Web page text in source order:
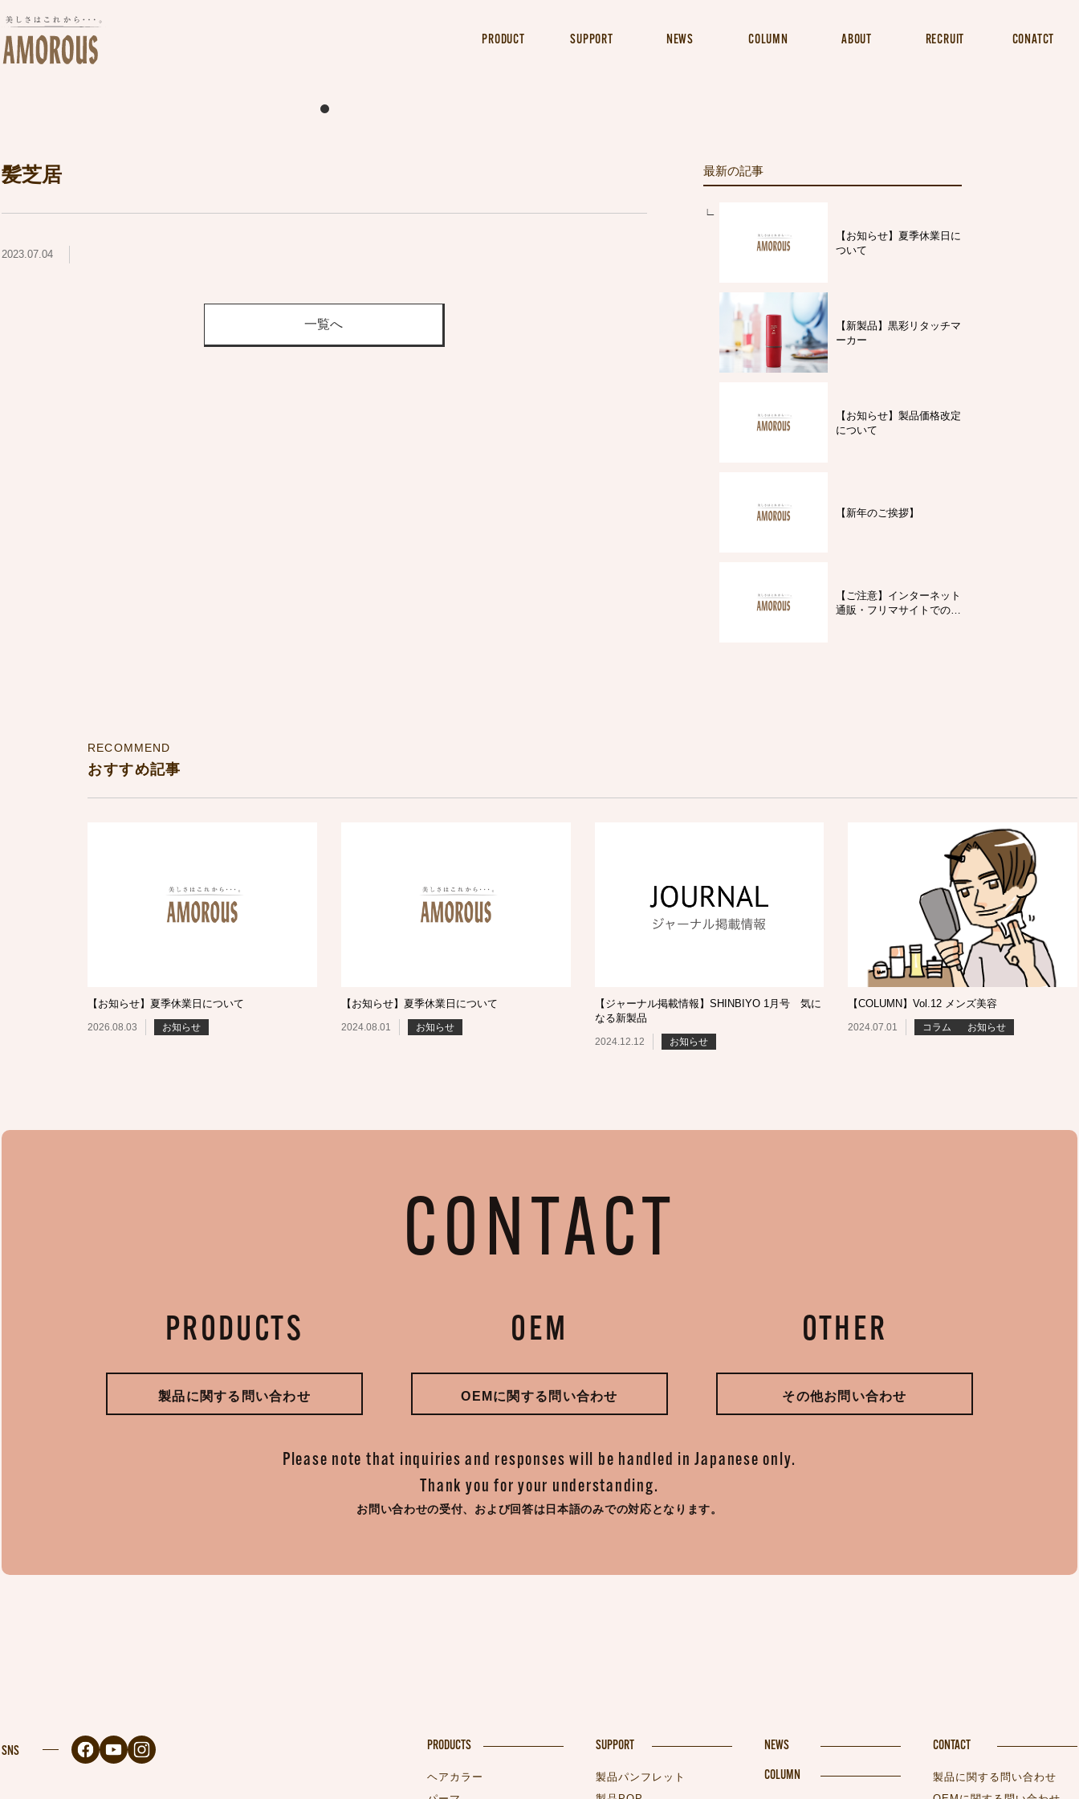
PRODUCT SUPPORT NEWS COLUMN ABOUT RECRUIT CONATCT
髪芝居
2023.07.04
一覧へ
最新の記事
【お知らせ】夏季休業日に
ついて
【新製品】黒彩リタッチマ
ーカー
【お知らせ】製品価格改定
について
【新年のご挨拶】
【ご注意】インターネット
通販・フリマサイトでの製
RECOMMEND
おすすめ記事
【お知らせ】夏季休業日について
2026.08.03 お知らせ
【お知らせ】夏季休業日について
2024.08.01 お知らせ
【ジャーナル掲載情報】SHINBIYO 1月号 気に
なる新製品
2024.12.12 お知らせ
【COLUMN】Vol.12 メンズ美容
2024.07.01 コラム お知らせ
CONTACT
PRODUCTS
製品に関する問い合わせ
OEM
OEMに関する問い合わせ
OTHER
その他お問い合わせ
Please note that inquiries and responses will be handled in Japanese only.
Thank you for your understanding.
お問い合わせの受付、 および回答は日本語のみでの対応となります。
SNS PRODUCTS
ヘアカラー
SUPPORT
製品パンフレット
NEWS
COLUMN
CONTACT
製品に関する問い合わせ